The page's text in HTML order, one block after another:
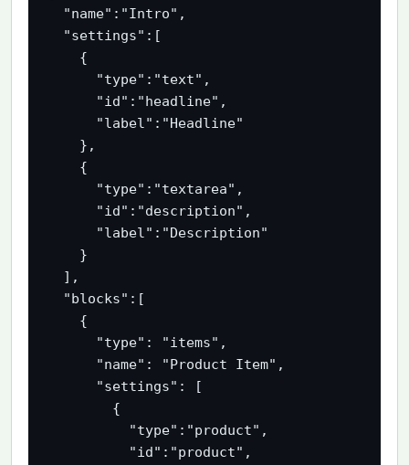
  "name":"Intro",
  "settings":[
    {
      "type":"text",
      "id":"headline",
      "label":"Headline"
    },
    {
      "type":"textarea",
      "id":"description",
      "label":"Description"
    }
  ],
  "blocks":[
    {
      "type": "items",
      "name": "Product Item",
      "settings": [
        {
          "type":"product",
          "id":"product",